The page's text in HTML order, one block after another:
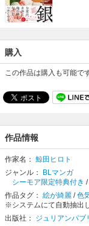
購入
この作品は購入も可能で
作品情報
作家名： 鯨田ヒロト
ジャンル： BLマンガ
シーモア限定特典付き /
作品タグ： 絵が綺麗 /色
※システムにて自動抽出
出版社： ジュリアンパブ